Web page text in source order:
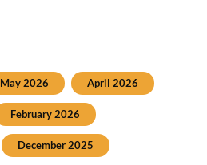
May 2026 April 2026
February 2026
December 2025